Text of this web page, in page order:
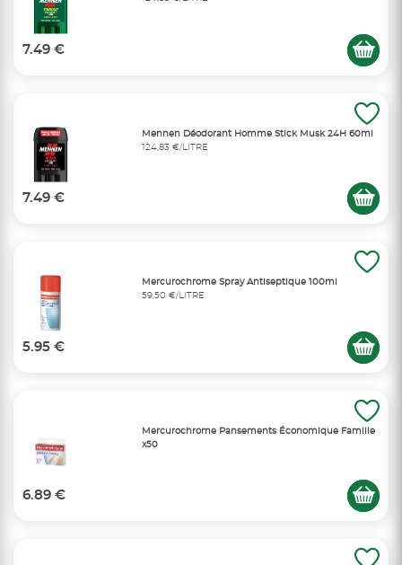
7.49 €
Mennen Déodorant Homme Stick Musk 24H 60ml
124,83 €/LITRE
7.49 €
Mercurochrome Spray Antiseptique 100ml
59,50 €/LITRE
5.95 €
Mercurochrome Pansements Économique Famille
x50
6.89 €